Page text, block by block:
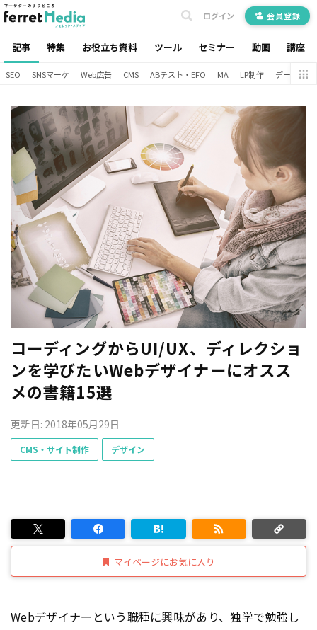
記事 特集 お役立ち資料 ツール セミナー 動画 講座
ログイン 会員登録
SEO SNSマーケ Web広告 CMS ABテスト・EFO MA LP制作 データ分析
コーディングからUI/UX、ディレクショ
ンを学びたいWebデザイナーにオスス
メの書籍15選
更新日: 2018年05月29日
CMS・サイト制作 デザイン
マイページにお気に入り
Webデザイナーという職種に興味があり、独学で勉強し